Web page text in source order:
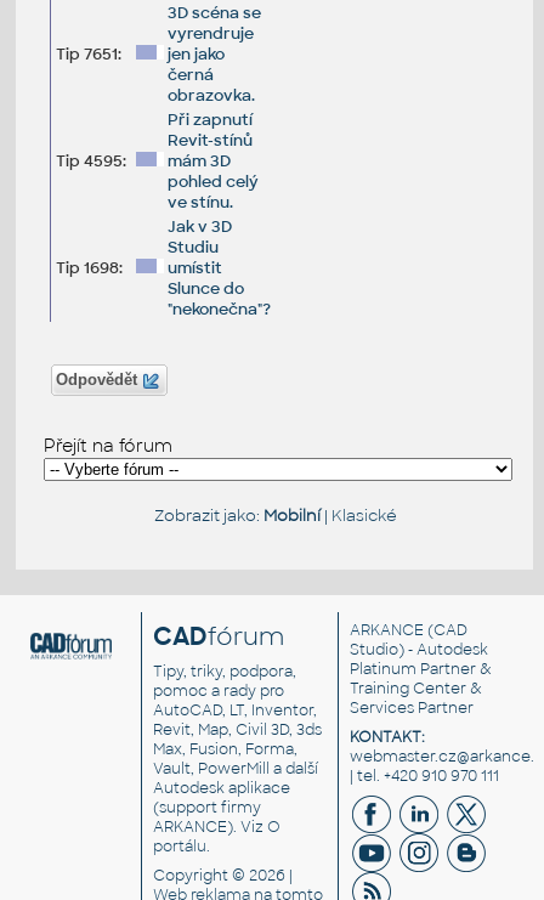
Tip 7651:
3D scéna se
vyrendruje
jen jako
černá
obrazovka.
Tip 4595:
Při zapnutí
Revit-stínů
mám 3D
pohled celý
ve stínu.
Tip 1698:
Jak v 3D
Studiu
umístit
Slunce do
"nekonečna"?
Odpovědět
Přejít na fórum
Zobrazit jako: Mobilní| Klasické
CADfórum
Tipy, triky, podpora,
pomoc a rady pro
AutoCAD, LT, Inventor,
Revit, Map, Civil 3D, 3ds
Max, Fusion, Forma,
Vault, PowerMill a další
Autodesk aplikace
(support firmy
ARKANCE). VizO
portálu.
Copyright © 2026 |
Web reklama na tomto
ARKANCE (CAD
Studio) - Autodesk
Platinum Partner &
Training Center &
Services Partner
KONTAKT:
| tel. +420 910 970 111